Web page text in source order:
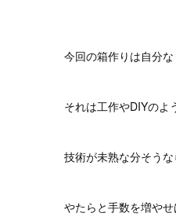
今回の箱作りは自分
それは工作やDIYのよ
技術が未熟な分そう
やたらと手数を増や